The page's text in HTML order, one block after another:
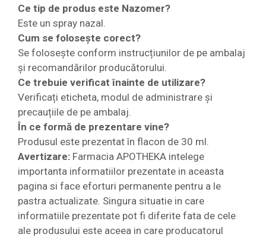
Ce tip de produs este Nazomer?
Este un spray nazal.
Cum se folosește corect?
Se folosește conform instrucțiunilor de pe ambalaj
și recomandărilor producătorului.
Ce trebuie verificat înainte de utilizare?
Verificați eticheta, modul de administrare și
precauțiile de pe ambalaj.
În ce formă de prezentare vine?
Produsul este prezentat în flacon de 30 ml.
Avertizare: Farmacia APOTHEKA intelege
importanta informatiilor prezentate in aceasta
pagina si face eforturi permanente pentru a le
pastra actualizate. Singura situatie in care
informatiile prezentate pot fi diferite fata de cele
ale produsului este aceea in care producatorul